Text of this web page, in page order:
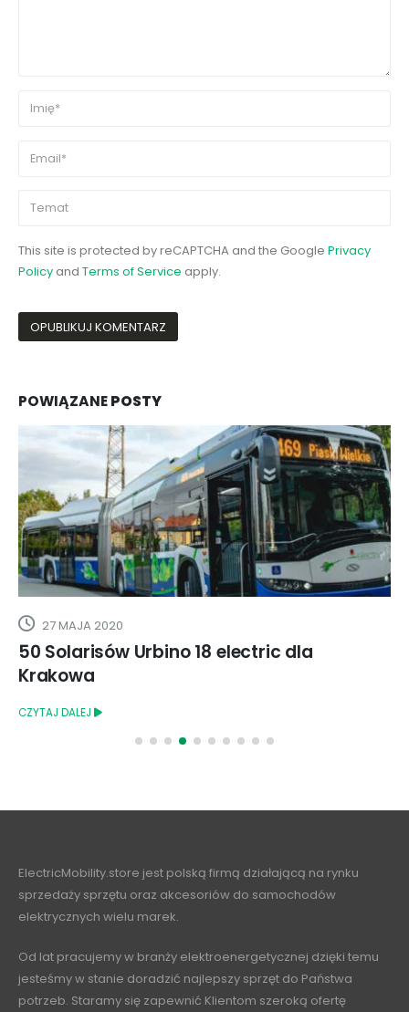
This site is protected by reCAPTCHA and the Google Privacy
Policy and Terms of Service apply.
POWIĄZANEPOSTY
27 MAJA 2020
50 Solarisów Urbino 18 electric dla
Krakowa
CZYTAJ DALEJ
ElectricMobility.store jest polską firmą działającą na rynku
sprzedaży sprzętu oraz akcesoriów do samochodów
elektrycznych wielu marek.
Od lat pracujemy w branży elektroenergetycznej dzięki temu
jesteśmy w stanie doradzić najlepszy sprzęt do Państwa
potrzeb. Staramy się zapewnić Klientom szeroką ofertę